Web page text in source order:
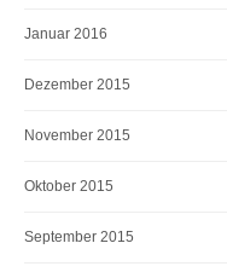
Januar 2016
Dezember 2015
November 2015
Oktober 2015
September 2015